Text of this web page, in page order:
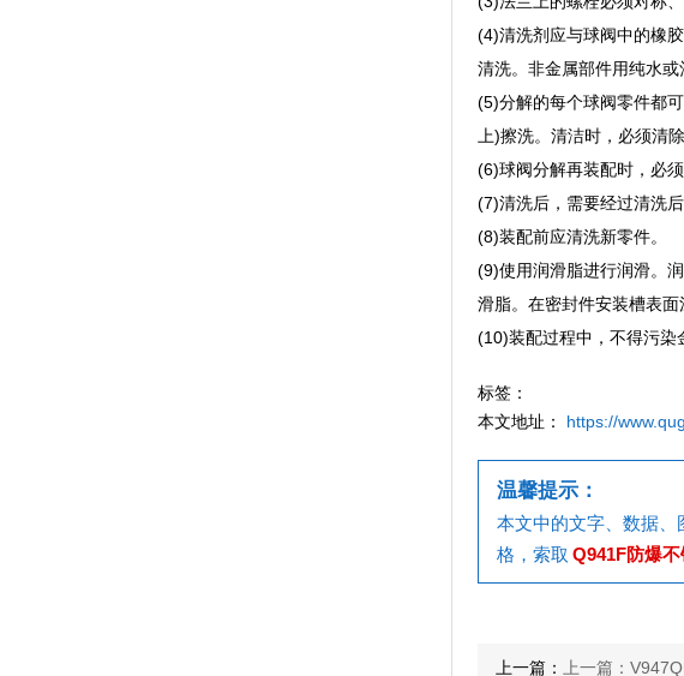
(4)清洗剂应与球阀中的橡
清洗。非金属部件用纯水或
(5)分解的每个球阀零件都
上)擦洗。清洁时，必须清
(6)球阀分解再装配时，必
(7)清洗后，需要经过清洗
(8)装配前应清洗新零件。
(9)使用润滑脂进行润滑。
滑脂。在密封件安装槽表
(10)装配过程中，不得污染
标签：
本文地址： https://
温馨提示：
本文中的文字、数据、
格，索取 Q941F防爆
上一篇： 上一篇：